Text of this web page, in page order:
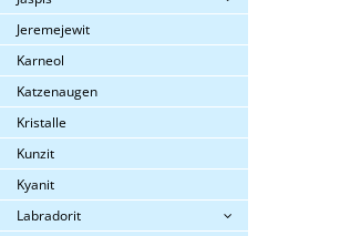
Jeremejewit
Karneol
Katzenaugen
Kristalle
Kunzit
Kyanit
Labradorit